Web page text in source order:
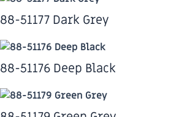
88-51177 Dark Grey
88-51176 Deep Black